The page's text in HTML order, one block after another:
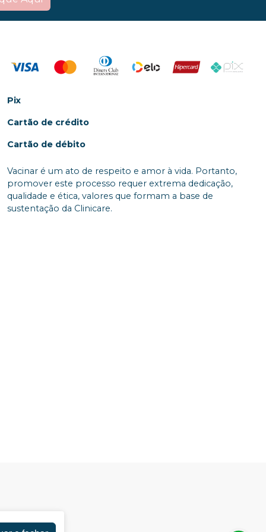
Pix
Cartão de crédito
Cartão de débito
Vacinar é um ato de respeito e amor à vida. Portanto,
promover este processo requer extrema dedicação,
qualidade e ética, valores que formam a base de
sustentação da Clinicare.